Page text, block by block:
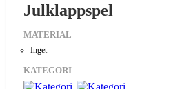
Julklappspel
MATERIAL
Inget
KATEGORI